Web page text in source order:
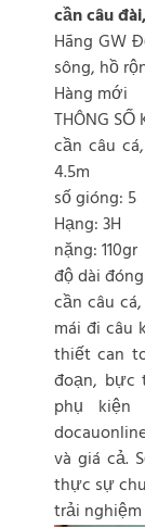
cần câu
Hãng GW
sông, hồ
Hàng mới
THÔNG SỐ
cần câu
4.5m
số gióng: 5
Hạng: 3H
nặng: 110gr
độ dài
cần câu
mái đi câu
thiết can
đoạn, bực
phụ
và giá cả.
thực sự
trải